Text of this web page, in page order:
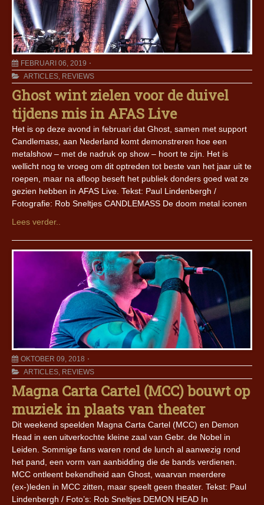
FEBRUARI 06, 2019
ARTICLES, REVIEWS
Ghost wint zielen voor de duivel
tijdens mis in AFAS Live
Het is op deze avond in februari dat Ghost, samen met support
Candlemass, aan Nederland komt demonstreren hoe een
metalshow – met de nadruk op show – hoort te zijn. Het is
wellicht nog te vroeg om dit optreden tot beste van het jaar uit te
roepen, maar na afloop beseft het publiek donders goed wat ze
gezien hebben in AFAS Live. Tekst: Paul Lindenbergh /
Fotografie: Rob Sneltjes CANDLEMASS De doom metal iconen
Lees verder..
OKTOBER 09, 2018
ARTICLES, REVIEWS
Magna Carta Cartel (MCC) bouwt op
muziek in plaats van theater
Dit weekend speelden Magna Carta Cartel (MCC) en Demon
Head in een uitverkochte kleine zaal van Gebr. de Nobel in
Leiden. Sommige fans waren rond de lunch al aanwezig rond
het pand, een vorm van aanbidding die de bands verdienen.
MCC ontleent bekendheid aan Ghost, waarvan meerdere
(ex-)leden in MCC zitten, maar speelt geen theater. Tekst: Paul
Lindenbergh / Foto’s: Rob Sneltjes DEMON HEAD In